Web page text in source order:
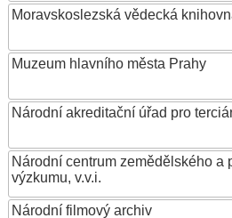
Moravskoslezská vědecká
Muzeum hlavního města Prahy
Národní akreditační úřad pro
Národní centrum zemědělského a
výzkumu, v.v.i.
Národní filmový archiv